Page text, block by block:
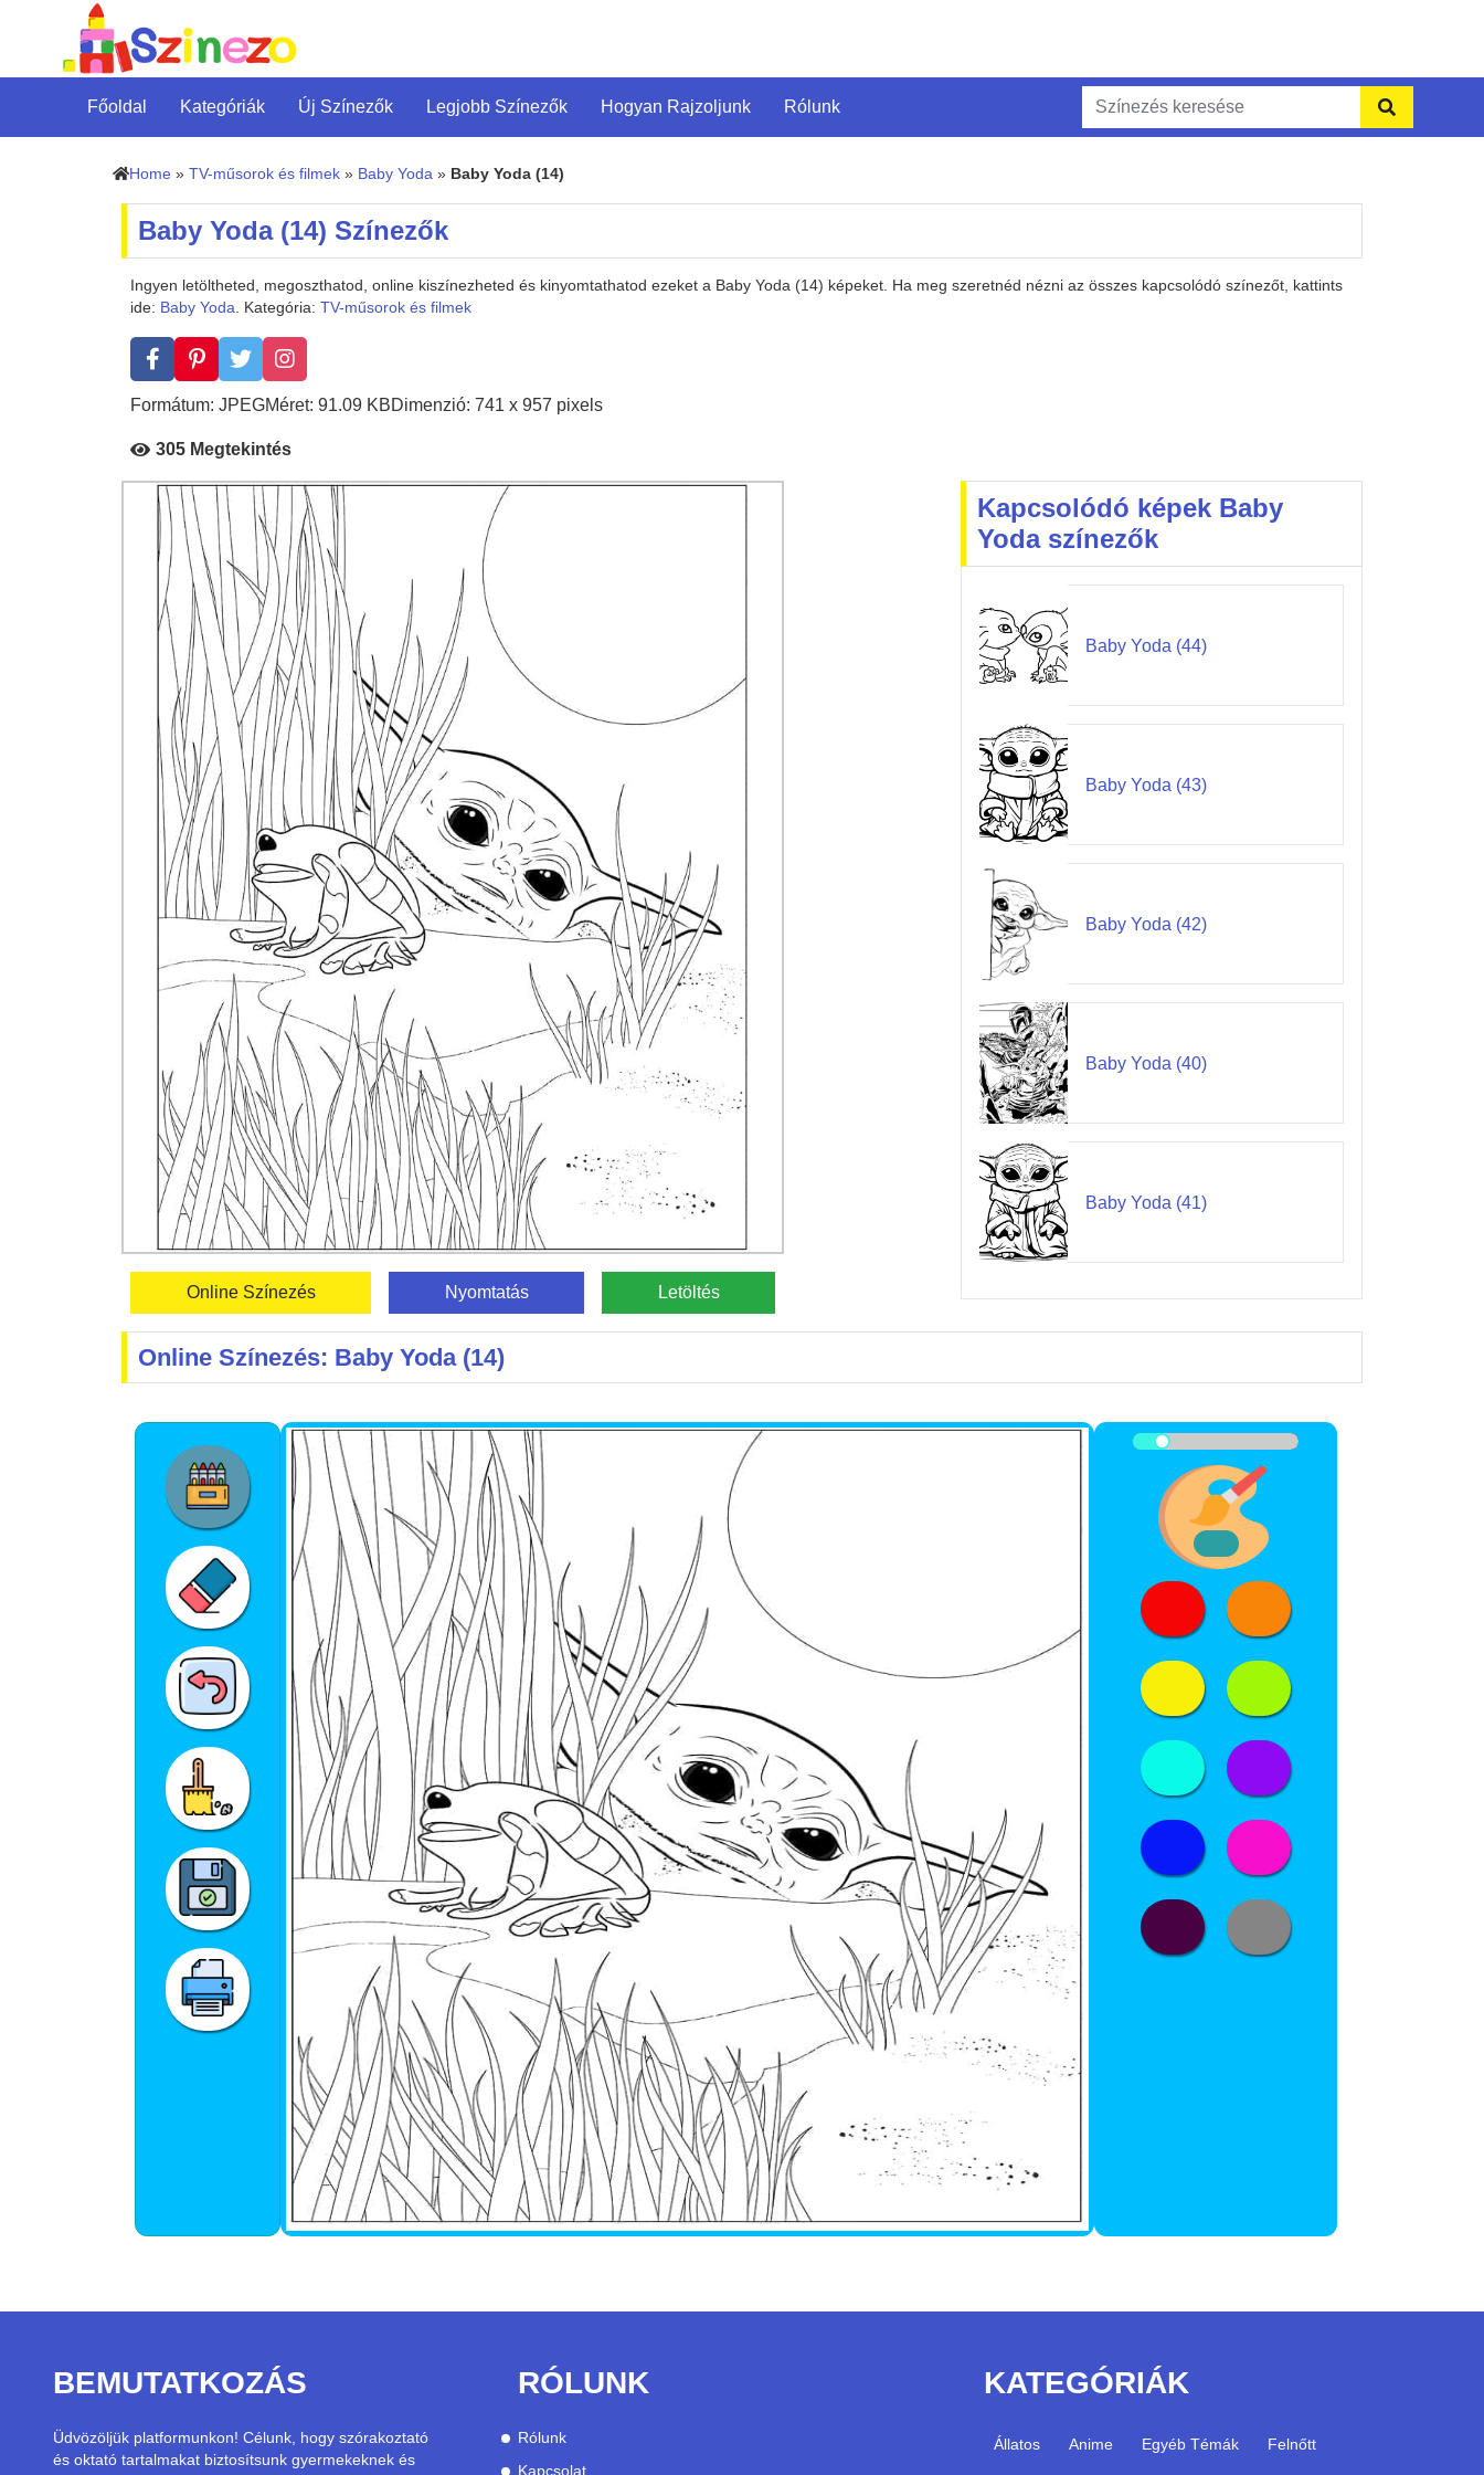
Főoldal Kategóriák Új Színezők Legjobb Színezők Hogyan Rajzoljunk Rólunk
Home » TV-műsorok és filmek » Baby Yoda » Baby Yoda (14)
Baby Yoda (14) Színezők
Ingyen letöltheted, megoszthatod, online kiszínezheted és kinyomtathatod ezeket a Baby Yoda (14) képeket. Ha meg szeretnéd nézni az összes kapcsolódó színezőt, kattints
ide: Baby Yoda. Kategória: TV-műsorok és filmek
Formátum: JPEGMéret: 91.09 KBDimenzió: 741 x 957 pixels
305 Megtekintés
Online Színezés Nyomtatás Letöltés
Kapcsolódó képek Baby
Yoda színezők
Baby Yoda (44)
Baby Yoda (43)
Baby Yoda (42)
Baby Yoda (40)
Baby Yoda (41)
Online Színezés: Baby Yoda (14)
BEMUTATKOZÁS
Üdvözöljük platformunkon! Célunk, hogy szórakoztató
és oktató tartalmakat biztosítsunk gyermekeknek és
RÓLUNK
Rólunk
Kapcsolat
KATEGÓRIÁK
Állatos Anime Egyéb Témák Felnőtt